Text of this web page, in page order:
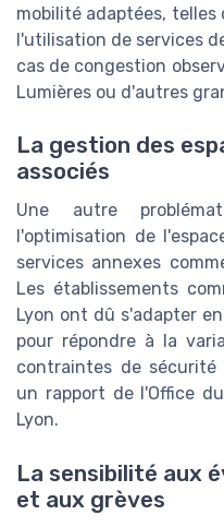
mobilité adaptées, telles
l'utilisation de services
cas de congestion
Lumières ou d'autres
La gestion des
associés
Une autre
l'optimisation de
services annexes
Les établissements
Lyon ont dû s'adapter
pour répondre à la
contraintes de
un rapport de l'Office
Lyon.
La sensibilité aux
et aux grèves